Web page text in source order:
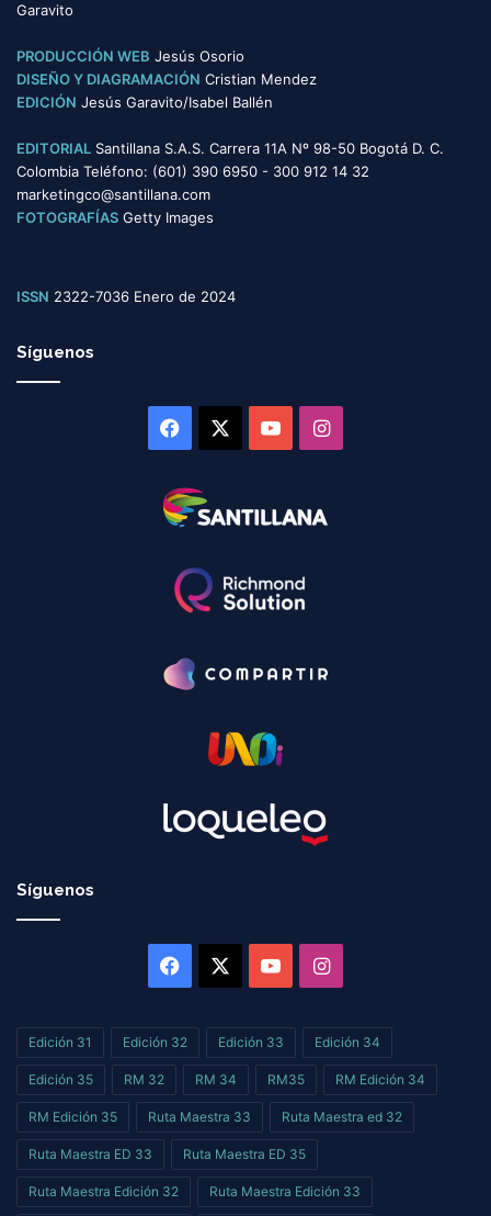
Garavito
PRODUCCIÓN WEB Jesús Osorio
DISEÑO Y DIAGRAMACIÓN Cristian Mendez
EDICIÓN Jesús Garavito/Isabel Ballén
EDITORIAL Santillana S.A.S. Carrera 11A Nº 98-50 Bogotá D. C.
Colombia Teléfono: (601) 390 6950 - 300 912 14 32
marketingco@santillana.com
FOTOGRAFÍAS Getty Images
ISSN 2322-7036 Enero de 2024
Síguenos
Facebook YouTubeInstagram
Síguenos
Facebook YouTubeInstagram
Edición 31 Edición 32 Edición 33 Edición 34
Edición 35 RM 32 RM 34 RM35 RM Edición 34
RM Edición 35 Ruta Maestra 33 Ruta Maestra ed 32
Ruta Maestra ED 33 Ruta Maestra ED 35
Ruta Maestra Edición 32 Ruta Maestra Edición 33